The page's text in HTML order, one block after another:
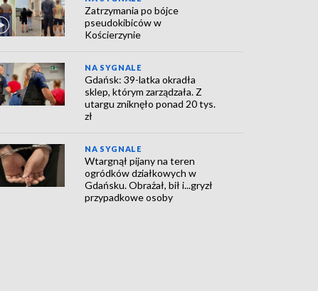
Zatrzymania po bójce
pseudokibiców w
Kościerzynie
NA SYGNALE
Gdańsk: 39-latka okradła
sklep, którym zarządzała. Z
utargu zniknęło ponad 20 tys.
zł
NA SYGNALE
Wtargnął pijany na teren
ogródków działkowych w
Gdańsku. Obrażał, bił i...gryzł
przypadkowe osoby